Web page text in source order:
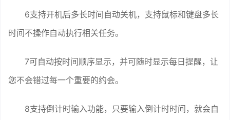
6支持开机后多长时间自动关机，支持鼠标和键盘多长
时间不操作自动执行相关任务。
7可自动按时间顺序显示，并可随时显示每日提醒，让
您不会错过每一个重要的约会。
8支持倒计时输入功能，只要输入倒计时时间，就会自